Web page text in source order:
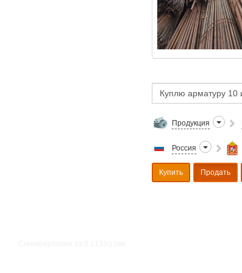
Продукция
Россия
Купить Продать